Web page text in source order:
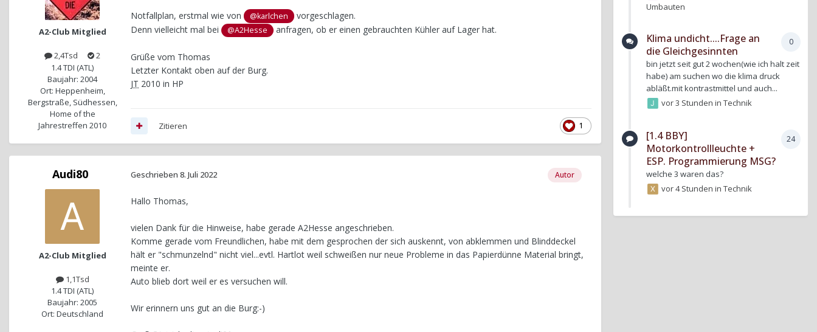
A2-Club Mitglied
2,4Tsd
2
1.4 TDI (ATL)
Baujahr: 2004
Ort: Heppenheim,
Bergstraße, Südhessen,
Home of the
Jahrestreffen 2010
Notfallplan, erstmal wie von @karlchen
vorgeschlagen.
Denn vielleicht mal bei
@A2Hesse anfragen, ob er einen gebrauchten Kühler auf Lager hat.
Grüße vom Thomas
Letzter Kontakt oben auf der Burg.
JT 2010 in HP
1
Zitieren
Audi80
A2-Club Mitglied
1,1Tsd
1.4 TDI (ATL)
Baujahr: 2005
Ort: Deutschland
Autor
Geschrieben 8. Juli 2022
Hallo Thomas,
vielen Dank für die Hinweise, habe gerade A2Hesse angeschrieben.
Komme gerade vom Freundlichen, habe mit dem gesprochen der sich auskennt, von abklemmen und Blinddeckel
hält er "schmunzelnd" nicht viel...evtl. Hartlot weil schweißen nur neue Probleme in das Papierdünne Material bringt,
meinte er.
Auto blieb dort weil er es versuchen will.
Wir erinnern uns gut an die Burg:-)
Umbauten
0
Klima undicht....Frage an
die Gleichgesinnten
bin jetzt seit gut 2 wochen(wie ich halt zeit
habe) am suchen wo die klima druck
abläßt.mit kontrastmittel und auch...
vor 3 Stunden inTechnik
24
[1.4 BBY]
Motorkontrollleuchte +
ESP. Programmierung MSG?
welche 3 waren das?
vor 4 Stunden inTechnik